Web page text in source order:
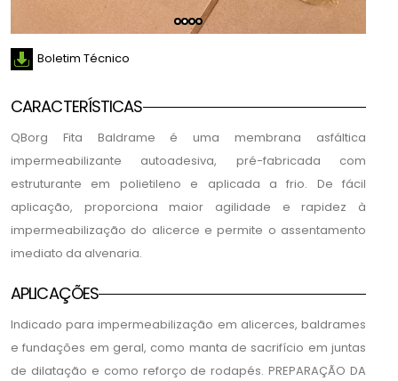
Boletim Técnico
CARACTERÍSTICAS
QBorg Fita Baldrame é uma membrana asfáltica
impermeabilizante autoadesiva, pré-fabricada com
estruturante em polietileno e aplicada a frio. De fácil
aplicação, proporciona maior agilidade e rapidez à
impermeabilização do alicerce e permite o assentamento
imediato da alvenaria.
APLICAÇÕES
Indicado para impermeabilização em alicerces, baldrames
e fundações em geral, como manta de sacrifício em juntas
de dilatação e como reforço de rodapés. PREPARAÇÃO DA